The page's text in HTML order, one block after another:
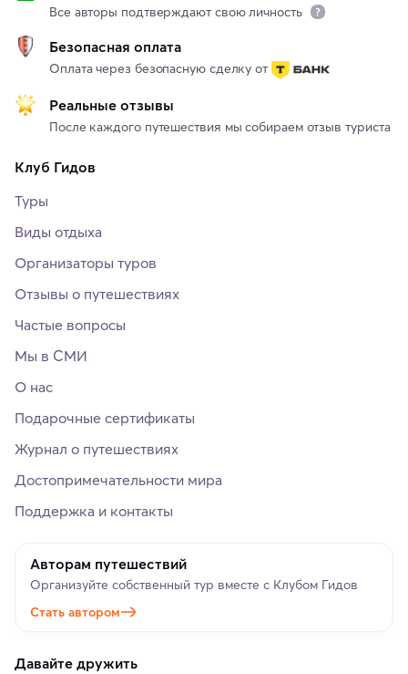
Все авторы подтверждают свою личность
Безопасная оплата
Оплата через безопасную сделку от
Реальные отзывы
После каждого путешествия мы собираем отзыв туриста
Клуб Гидов
Туры
Виды отдыха
Организаторы туров
Отзывы о путешествиях
Частые вопросы
Мы в СМИ
О нас
Подарочные сертификаты
Журнал о путешествиях
Достопримечательности мира
Поддержка и контакты
Авторам путешествий
Организуйте собственный тур вместе с Клубом Гидов
Стать автором
Давайте дружить